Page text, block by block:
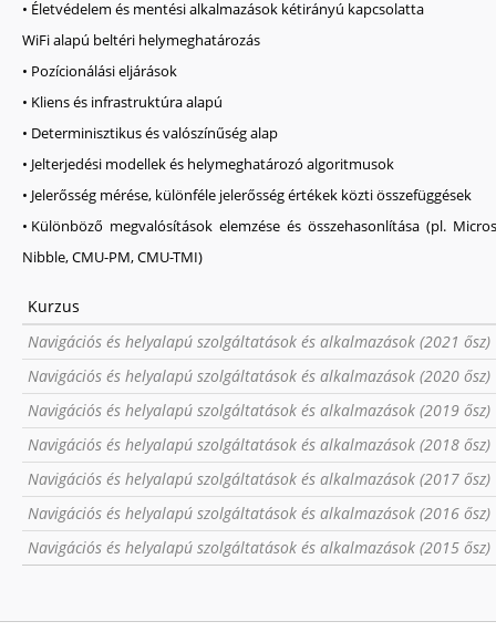
• Életvédelem és mentési alkalmazások kétirányú kapcsolatta
WiFi alapú beltéri helymeghatározás
• Pozícionálási eljárások
• Kliens és infrastruktúra alapú
• Determinisztikus és valószínűség alap
• Jelterjedési modellek és helymeghatározó algoritmusok
• Jelerősség mérése, különféle jelerősség értékek közti összefüggések
• Különböző megvalósítások elemzése és összehasonlítása (pl.
Nibble, CMU-PM, CMU-TMI)
Kurzus
Navigációs és helyalapú szolgáltatások és alkalmazások (2021 ősz)
Navigációs és helyalapú szolgáltatások és alkalmazások (2020 ősz)
Navigációs és helyalapú szolgáltatások és alkalmazások (2019 ősz)
Navigációs és helyalapú szolgáltatások és alkalmazások (2018 ősz)
Navigációs és helyalapú szolgáltatások és alkalmazások (2017 ősz)
Navigációs és helyalapú szolgáltatások és alkalmazások (2016 ősz)
Navigációs és helyalapú szolgáltatások és alkalmazások (2015 ősz)